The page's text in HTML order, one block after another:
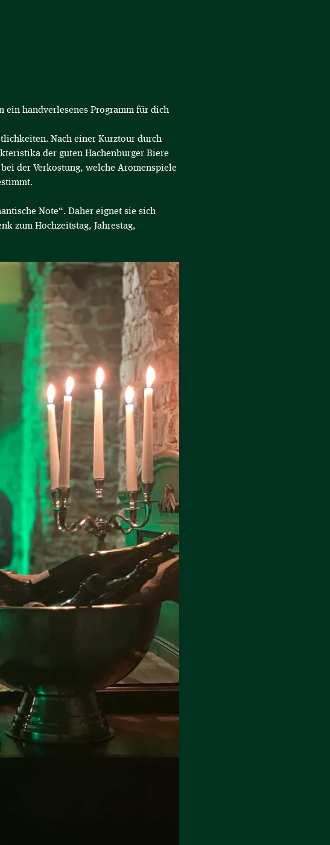
ein handverlesenes Programm für dich
Nach einer Kurztour durch
der guten Hachenburger Biere
der Verkostung, welche Aromenspiele
Note“. Daher eignet sie sich
zum Hochzeitstag, Jahrestag,